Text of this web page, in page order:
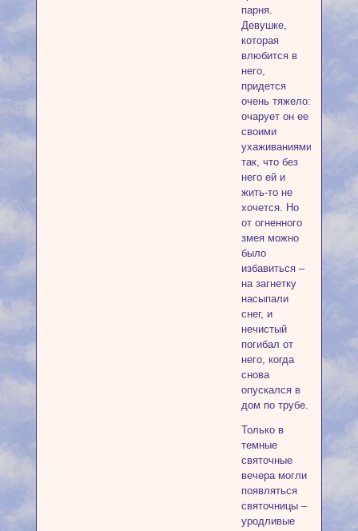
парня.
Девушке,
которая
влюбится в
него,
придется
очень тяжело:
очарует он ее
своими
ухаживаниями
так, что без
него ей и
жить-то не
хочется. Но
от огненного
змея можно
было
избавиться –
на загнетку
насыпали
снег, и
нечистый
погибал от
него, когда
снова
опускался в
дом по трубе.
Только в
темные
святочные
вечера могли
появляться
святочницы –
уродливые